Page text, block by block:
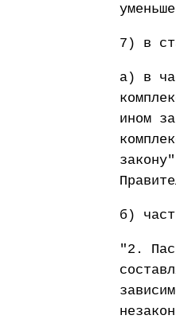
7) в
а) в
ином
б)
"2.